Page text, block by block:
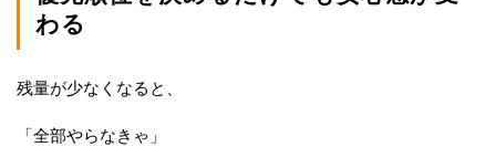
わる
残量が少なくなると、
「全部やらなきゃ」